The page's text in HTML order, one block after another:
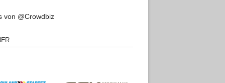
von @Crowdbiz